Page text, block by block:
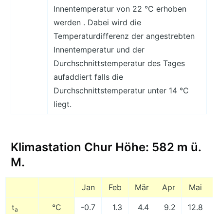
Innentemperatur von 22 °C erhoben
werden . Dabei wird die
Temperaturdifferenz der angestrebten
Innentemperatur und der
Durchschnittstemperatur des Tages
aufaddiert falls die
Durchschnittstemperatur unter 14 °C
liegt.
Klimastation Chur Höhe: 582 m ü.
M.
Jan Feb Mär Apr Mai
ta °C -0.7 1.3 4.4 9.2 12.8